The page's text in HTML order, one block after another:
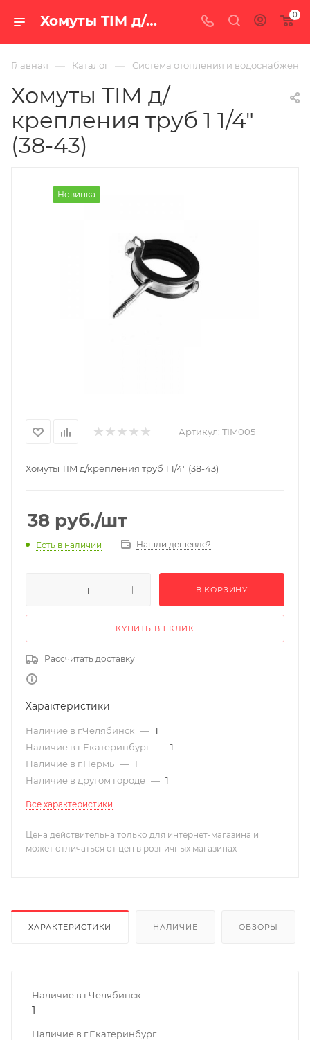
Хомуты TIM д/крепления труб 1 1/4" (38-43) — цена в Екатеринбурге, купить в интернет-магазине «100 печей.ру» 0
Главная — Каталог — Система отопления и водоснабжения
Хомуты TIM д/
крепления труб 1 1/4"
(38-43)
Новинка
Артикул: TIM005
Хомуты TIM д/крепления труб 1 1/4" (38-43)
38 руб./шт
Есть в наличии Нашли дешевле?
В КОРЗИНУ
КУПИТЬ В 1 КЛИК
Рассчитать доставку
Характеристики
Наличие в г.Челябинск — 1
Наличие в г.Екатеринбург — 1
Наличие в г.Пермь — 1
Наличие в другом городе — 1
Все характеристики
Цена действительна только для интернет-магазина и
может отличаться от цен в розничных магазинах
ХАРАКТЕРИСТИКИ НАЛИЧИЕ ОБЗОРЫ
Наличие в г.Челябинск
1
Наличие в г.Екатеринбург